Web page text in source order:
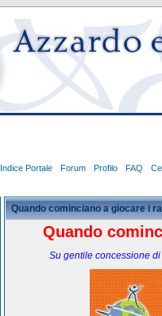
Indice Portale Forum Profilo FAQ
Quando cominciano a giocare i
Quando
Su gentile concessione